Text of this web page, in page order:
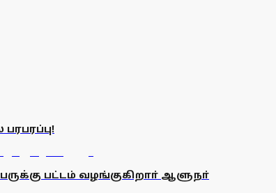
பட்டம் வழங்குகிறாா் ஆளுநா்